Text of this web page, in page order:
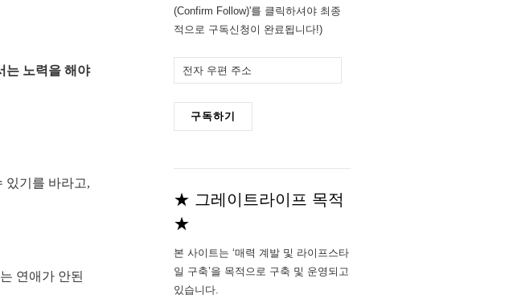
는 노력을 해야
있기를 바라고,
연애가 안된
(Confirm Follow)'를 클릭하셔야 최종
적으로 구독신청이 완료됩니다!)
자
우
구독하기
★ 그레이트라이프 목적
★
본 사이트는 ‘매력 계발 및 라이프스타
일 구축’을 목적으로 구축 및 운영되고
있습니다.